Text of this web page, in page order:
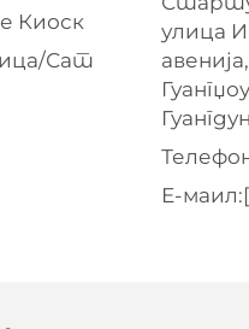
Киоск
Сат
улица
Гуангдун
Е-маил: